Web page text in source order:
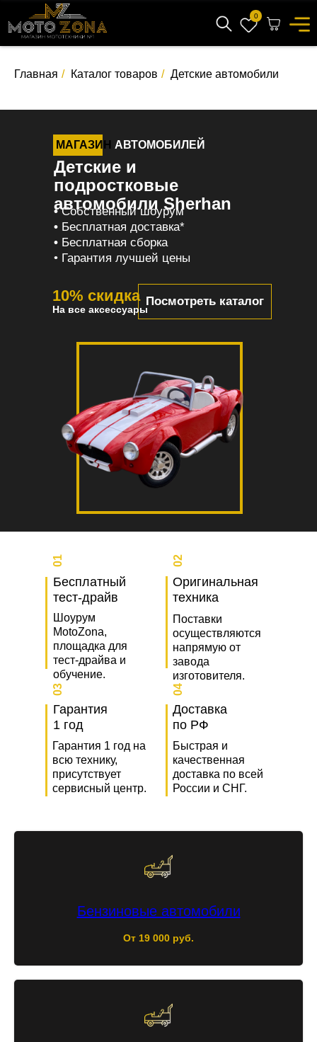
0
Главная / Каталог товаров / Детские автомобили
•Собственный шоурум
• Бесплатная доставка*
• Бесплатная сборка
• Гарантия лучшей цены
Детские и
подростковые
автомобили Sherhan
Посмотреть каталог
10% скидка
На все аксессуары
МАГАЗИН АВТОМОБИЛЕЙ
Бесплатный
тест-драйв
Шоурум
MotoZona,
площадка для
тест-драйва и
обучение.
Гарантия
1 год
Гарантия 1 год на
всю технику,
присутствует
сервисный центр.
Оригинальная
техника
Поставки
осуществляются
напрямую от
завода
изготовителя.
Доставка
по РФ
Быстрая и
качественная
доставка по всей
России и СНГ.
01 02
03 04
Бензиновые автомобили
От 19 000 руб.